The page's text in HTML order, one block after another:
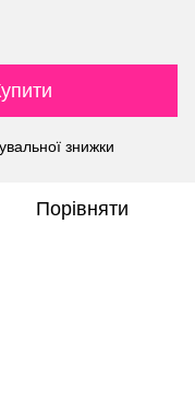
знижки
Порівняти